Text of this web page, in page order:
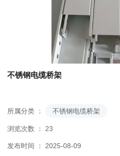
不锈钢电缆桥架
所属分类 ： 不锈钢电缆桥架
浏览次数 ： 23
发布时间 ： 2025-08-09